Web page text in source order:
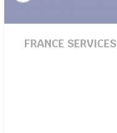
FRANCE SERVICES